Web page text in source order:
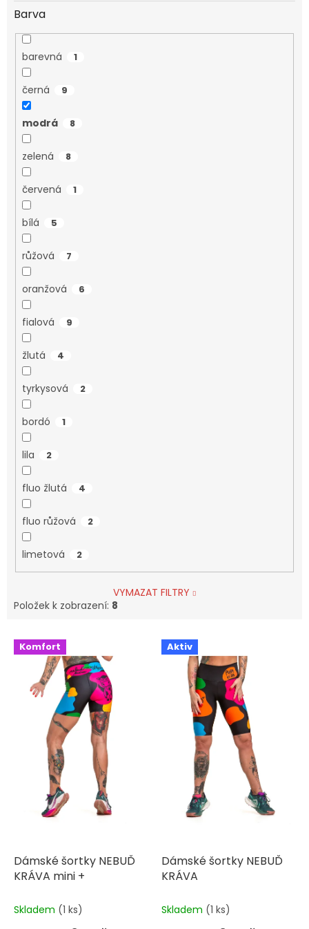
Barva
barevná 1
černá 9
modrá 8
zelená 8
červená 1
bílá 5
růžová 7
oranžová 6
fialová 9
žlutá 4
tyrkysová 2
bordó 1
lila 2
fluo žlutá 4
fluo růžová 2
limetová 2
VYMAZAT FILTRY
Položek k zobrazení: 8
V Komfort
Dámské šortky NEBUĎ
KRÁVA mini +
Skladem (1 ks)
Aktiv
Dámské šortky NEBUĎ
KRÁVA
Skladem (1 ks)